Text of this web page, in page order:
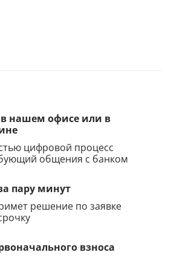
нашем офисе или в
цифровой процесс
общения с банком
пару минут
решение по заявке
взноса